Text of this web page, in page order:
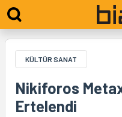
KÜLTÜR SANAT
Nikiforos
Ertelendi